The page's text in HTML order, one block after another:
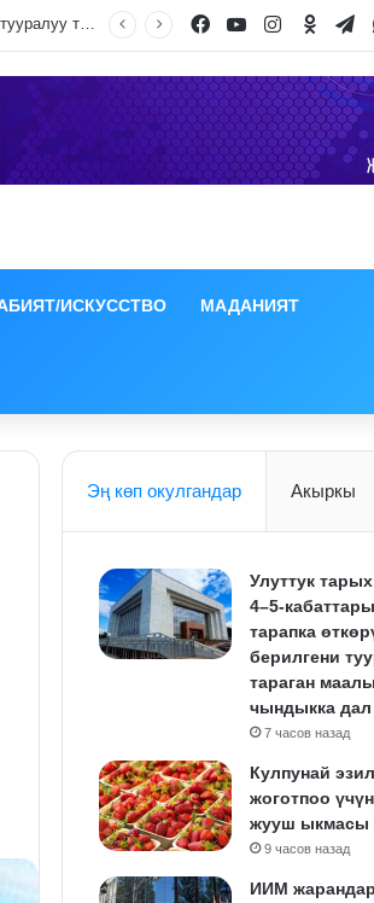
Facebook
YouTubeInstagram
ИСКУССТВО МАДАНИЯТ
Эң көп окулгандар Акыркы
Улуттук
4–5-
тарапка
берилгени
тараган
чындыкка дал
7 часов назад
Кулпунай
жоготпоо
жууш ыкмасы
9 часов назад
ИИМ